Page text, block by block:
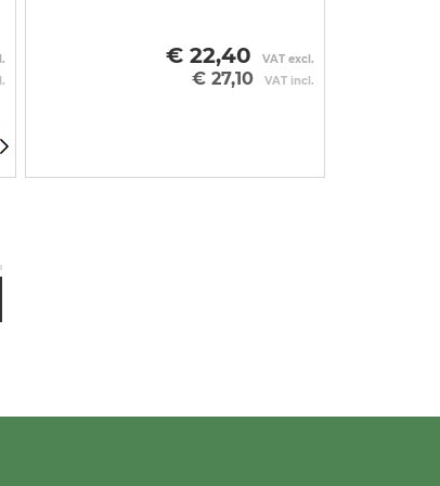
€ 22,40 VAT excl.
€ 27,10 VAT incl.